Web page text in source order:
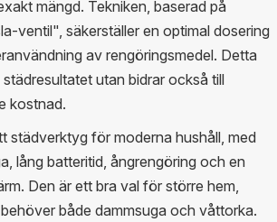
mängd. Tekniken, baserad på
ventil", säkerställer en optimal dosering
av rengöringsmedel. Detta
utan bidrar också till
kostnad.
städverktyg för moderna hushåll, med
lång batteritid, ångrengöring och en
Den är ett bra val för större hem,
både dammsuga och våttorka.